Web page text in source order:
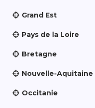
Grand Est
Pays de la Loire
Bretagne
Nouvelle-Aquitaine
Occitanie